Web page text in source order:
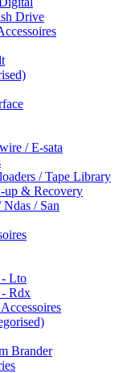
Drive
/ E-sata
/ Tape Library
up & Recovery
/ San
- Lto
- Rdx
Brander